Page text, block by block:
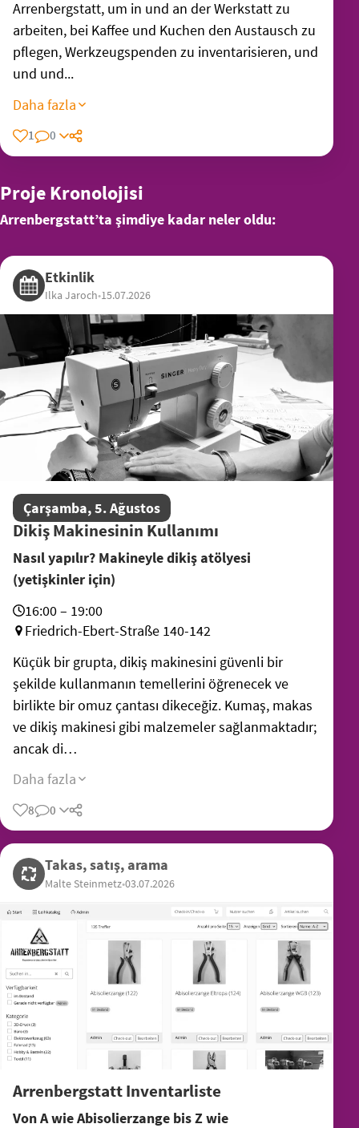
Arrenbergstatt, um in und an der Werkstatt zu
arbeiten, bei Kaffee und Kuchen den Austausch zu
pflegen, Werkzeugspenden zu inventarisieren, und
und und...
Daha fazla
1 0
Proje Kronolojisi
Arrenbergstatt’ta şimdiye kadar neler oldu:
Etkinlik
Ilka Jaroch•15.07.2026
Çarşamba, 5. Ağustos
Dikiş Makinesinin Kullanımı
Nasıl yapılır? Makineyle dikiş atölyesi
(yetişkinler için)
16:00 – 19:00
Friedrich-Ebert-Straße 140-142
Küçük bir grupta, dikiş makinesini güvenli bir
şekilde kullanmanın temellerini öğrenecek ve
birlikte bir omuz çantası dikeceğiz. Kumaş, makas
ve dikiş makinesi gibi malzemeler sağlanmaktadır;
ancak di…
Daha fazla
8 0
Takas, satış, arama
Malte Steinmetz•03.07.2026
Arrenbergstatt Inventarliste
Von A wie Abisolierzange bis Z wie